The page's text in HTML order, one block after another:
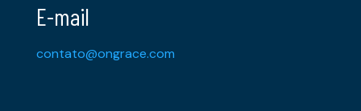
E-mail
contato@ongrace.com